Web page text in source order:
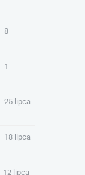
8
1
25 lipca
18 lipca
12 lipca